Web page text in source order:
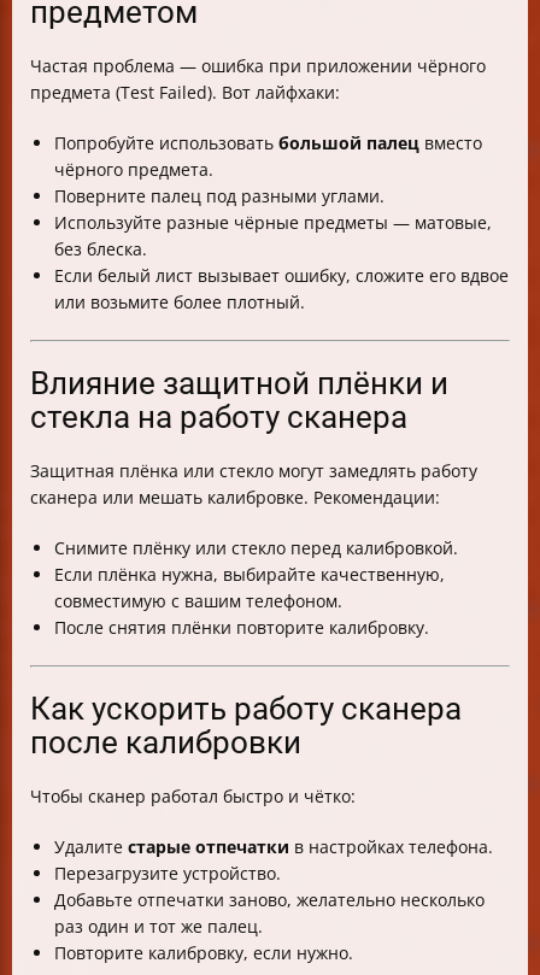
предметом
Частая проблема — ошибка при приложении чёрного
предмета (Test Failed). Вот лайфхаки:
Попробуйте использовать большой палец вместо
чёрного предмета.
Поверните палец под разными углами.
Используйте разные чёрные предметы — матовые,
без блеска.
Если белый лист вызывает ошибку, сложите его вдвое
или возьмите более плотный.
Влияние защитной плёнки и
стекла на работу сканера
Защитная плёнка или стекло могут замедлять работу
сканера или мешать калибровке. Рекомендации:
Снимите плёнку или стекло перед калибровкой.
Если плёнка нужна, выбирайте качественную,
совместимую с вашим телефоном.
После снятия плёнки повторите калибровку.
Как ускорить работу сканера
после калибровки
Чтобы сканер работал быстро и чётко:
Удалите старые отпечатки в настройках телефона.
Перезагрузите устройство.
Добавьте отпечатки заново, желательно несколько
раз один и тот же палец.
Повторите калибровку, если нужно.